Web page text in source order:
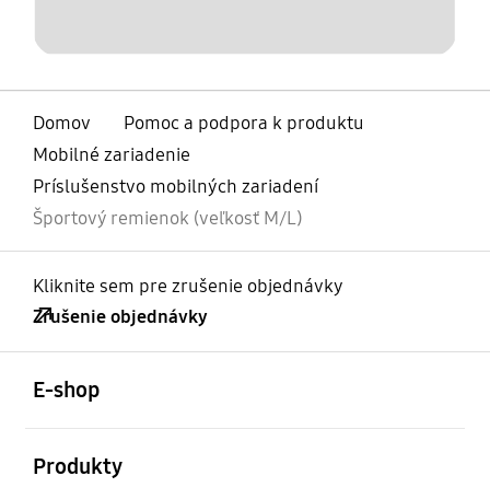
Domov
Pomoc a podpora k produktu
Mobilné zariadenie
Príslušenstvo mobilných zariadení
Športový remienok (veľkosť M/L)
Kliknite sem pre zrušenie objednávky
Zrušenie objednávky
E-shop
Produkty